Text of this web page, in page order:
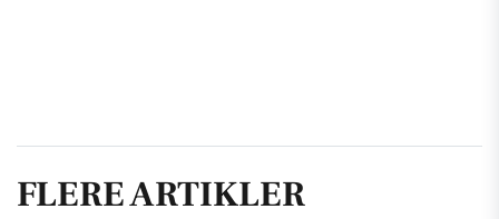
FLERE ARTIKLER